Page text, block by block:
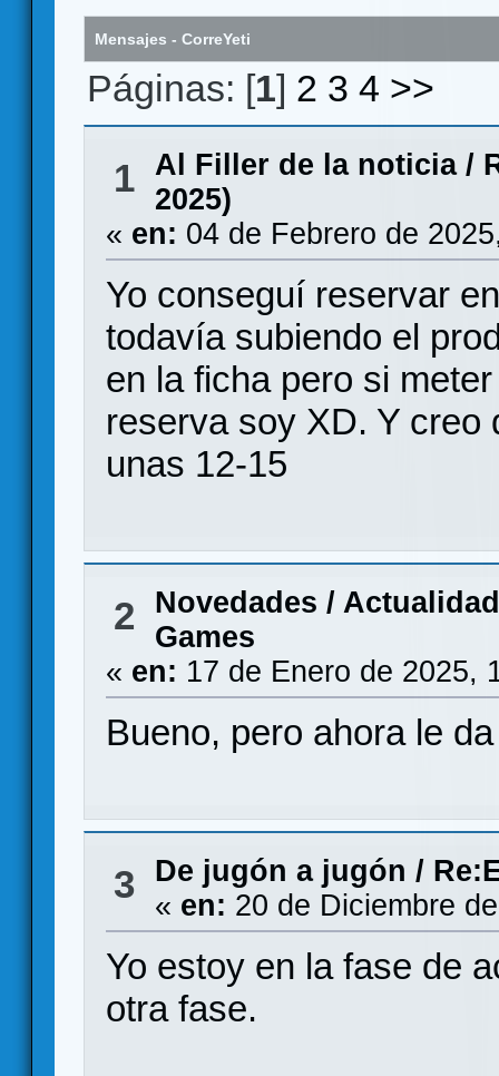
Mensajes - CorreYeti
Páginas: [1] 2 3 4 >>
1 Al Filler de la noticia/
2025)
« en: 04 de Febrero de
Yo conseguí reservar
todavía subiendo el
en la ficha pero si
reserva soy XD. Y creo
unas 12-15
2
Novedades / Actualidad
Games
« en: 17 de Enero de 2025,
Bueno, pero ahora le
3 De jugón a jugón /
« en: 20 de Diciembre
Yo estoy en la fase de
otra fase.